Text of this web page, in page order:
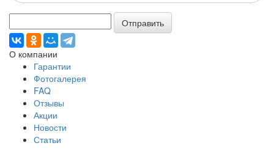
Отправить
О компании
Гарантии
Фотогалерея
FAQ
Отзывы
Акции
Новости
Статьи